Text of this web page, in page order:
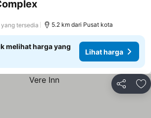
tersedia 5.2 km dari Pusat kota
melihat harga yang
Lihat harga
Bagikan